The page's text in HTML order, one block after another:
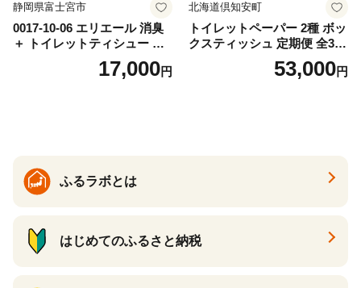
静岡県富士宮市
0017-10-06 エリエール 消臭
＋ トイレットティシュー し
っかり香るフレッシュクリア
の香り ダブル 12ロール×6パ
17,000円
北海道倶知安町
トイレットペーパー 2種 ボッ
クスティッシュ 定期便 全3
回 日本製 まとめ買い 防災
常備品 日用雑貨 消耗品 生活
53,000円
ふるラボとは
はじめてのふるさと納税